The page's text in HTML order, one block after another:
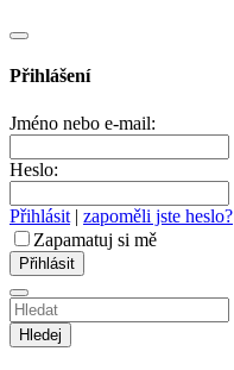
Přihlášení
Jméno nebo e-mail:
Heslo:
Přihlásit | zapoměli jste heslo?
Zapamatuj si mě
Hledej